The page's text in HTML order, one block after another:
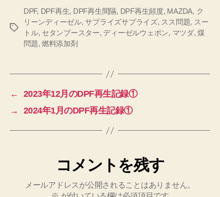
タ
DPF, DPF再生, DPF再生間隔, DPF再生頻度, MAZDA, ク
リーンディーゼル,サプライズサプライズ, スス問題, スー
トル, セタンブースター, ディーゼルウェポン, マツダ,煤
問題, 燃料添加剤
←
2023年12月のDPF再生記録①
→
2024年1月のDPF再生記録①
コメントを残す
メールアドレスが公開されることはありません。